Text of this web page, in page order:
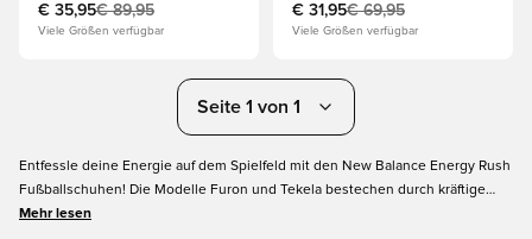
€ 35,95€ 89,95
Viele Größen verfügbar
€ 31,95€ 69,95
Viele Größen verfügbar
Seite 1 von 1
Entfessle deine Energie auf dem Spielfeld mit den New Balance Energy Rush
Fußballschuhen! Die Modelle Furon und Tekela bestechen durch kräftige
Farben und modernste Technologie für ultimative Geschwindigkeit und
Mehr lesen